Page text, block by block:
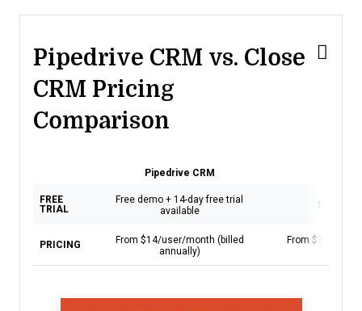
Pipedrive CRM vs. Close
CRM Pricing
Comparison
Pipedrive CRM
FREE
TRIAL
Free demo + 14-day free trial
available
14-day
PRICING
From $14/user/month (billed
annually)
From $35/user/